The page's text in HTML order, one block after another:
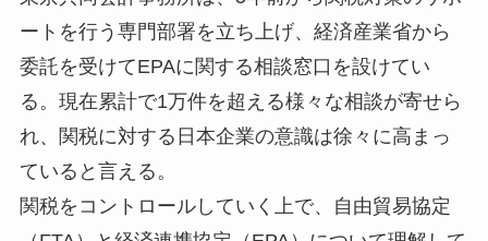
ートを行う専門部署を立ち上げ、経済産業省から
委託を受けてEPAに関する相談窓口を設けてい
る。現在累計で1万件を超える様々な相談が寄せら
れ、関税に対する日本企業の意識は徐々に高まっ
ていると言える。
関税をコントロールしていく上で、自由貿易協定